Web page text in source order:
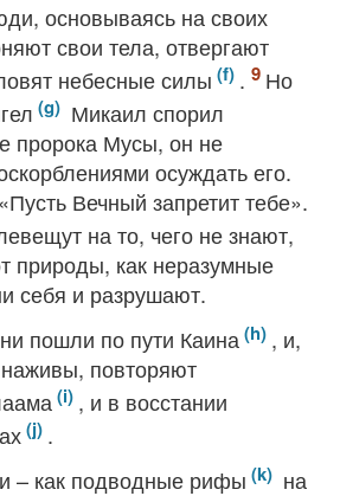
основываясь на своих
свои тела, отвергают
небесные силы .
Но
Микаил спорил
пророка Мусы, он не
осуждать его.
Вечный запретит тебе».
на то, чего не знают,
природы, как неразумные
себя и разрушают.
пошли по пути Каина
, и,
повторяют
, и в восстании
.
– как подводные рифы
на